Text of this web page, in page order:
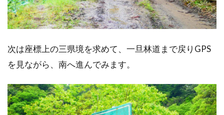
次は座標上の三県境を求めて、一旦林道まで戻りGPS
を見ながら、南へ進んでみます。